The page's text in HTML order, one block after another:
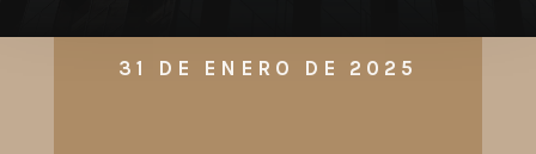
31 DE ENERO DE 2025